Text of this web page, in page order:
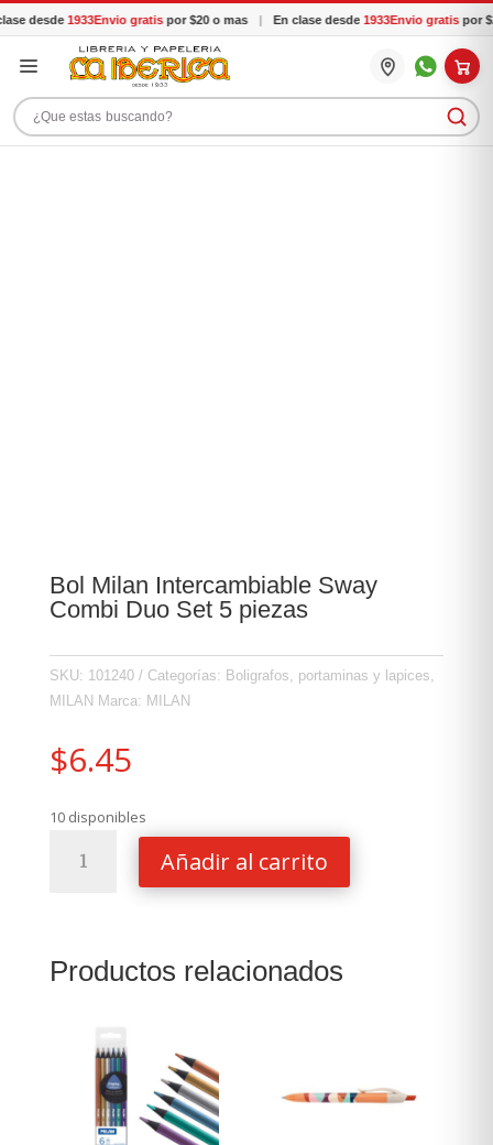
desde1933Envio gratispor $20 o mas En clase desde1933Envio gratispor
Buscar productos
Bol Milan Intercambiable Sway
Combi Duo Set 5 piezas
SKU: 101240 Categorías: Boligrafos, portaminas y lapices,
MILAN Marca: MILAN
$6.45
10 disponibles
Milan
Intercambiable
Duo
cantidad
Añadir al carrito
Productos relacionados